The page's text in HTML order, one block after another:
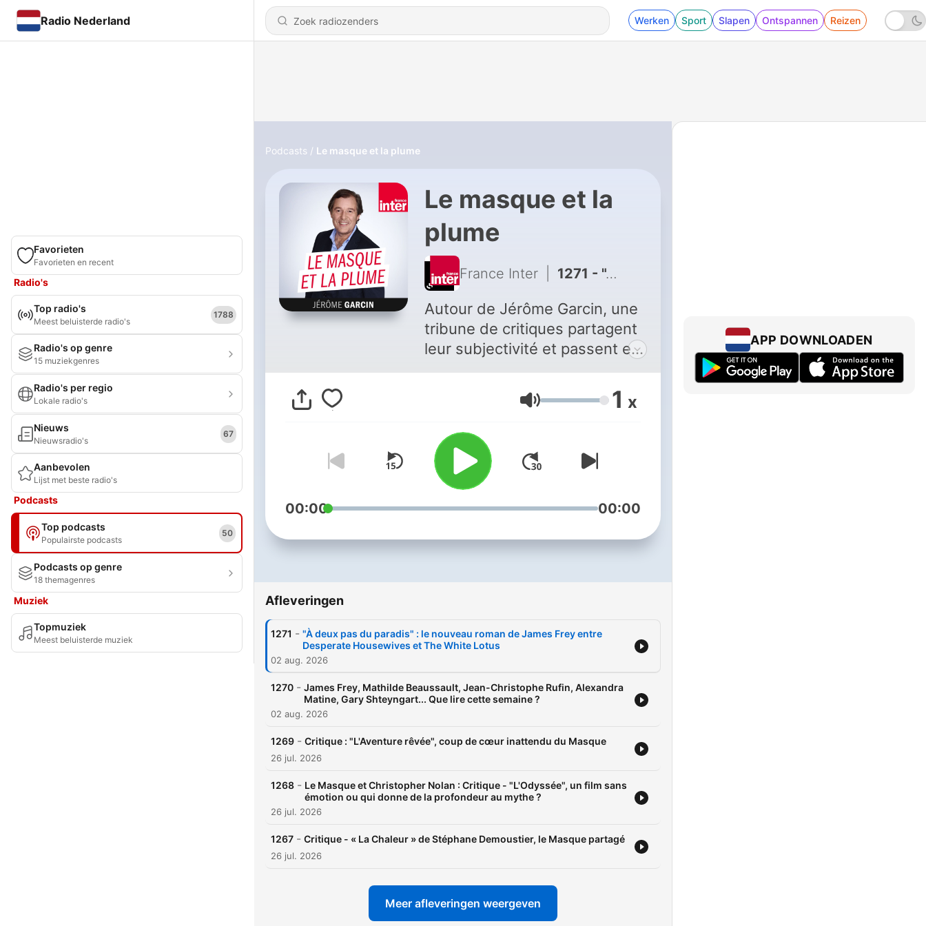
Radio Nederland Werken Sport Slapen Ontspannen Reizen
Favorieten
Favorieten en recent
Radio's
Top radio's
Meest beluisterde radio's
1788
Radio's op genre
15 muziekgenres
Radio's per regio
Lokale radio's
Nieuws
Nieuwsradio's
67
Aanbevolen
Lijst met beste radio's
Podcasts
Top podcasts
Populairste podcasts
50
Podcasts op genre
18 themagenres
Muziek
Topmuziek
Meest beluisterde muziek
Podcasts Le masque et la plume
Le masque et la
plume
France Inter 1271 - "À deux pas du paradis" : le nouveau roman de James Frey entre Desperate Housewives et The White Lotus
Autour de Jérôme Garcin, une
tribune de critiques partagent
leur subjectivité et passent en
revue les dernières
productions artistiques et
podcast ? Pour écouter tous
les épisodes sans limite,
rendez-vous sur
Radio France
Volume 1 x
00:00 00:00
Afleveringen
1271 - "À deux pas du paradis" : le nouveau roman de James Frey entre
Desperate Housewives et The White Lotus
02 aug. 2026
1270 - James Frey, Mathilde Beaussault, Jean-Christophe Rufin, Alexandra
Matine, Gary Shteyngart... Que lire cette semaine ?
02 aug. 2026
1269 - Critique : "L'Aventure rêvée", coup de cœur inattendu du Masque
26 jul. 2026
1268 - Le Masque et Christopher Nolan : Critique - "L'Odyssée", un film sans
émotion ou qui donne de la profondeur au mythe ?
26 jul. 2026
1267 - Critique - « La Chaleur » de Stéphane Demoustier, le Masque partagé
26 jul. 2026
Meer afleveringen weergeven
APP DOWNLOADEN